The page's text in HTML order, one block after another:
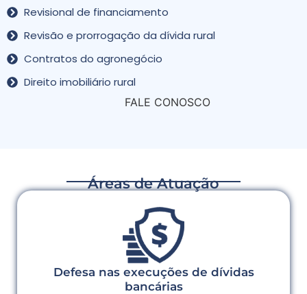
Revisional de financiamento
Revisão e prorrogação da dívida rural
Contratos do agronegócio
Direito imobiliário rural
FALE CONOSCO
Áreas de Atuação
Defesa nas execuções de dívidas
bancárias